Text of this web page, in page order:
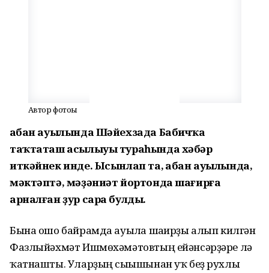
Автор фотоһы
Ҡабан ауылында Шәйехзада Бабичҡа
таҡтаташ асылыуы тураһында хәбәр
иткәйнек инде. Ысынлап та, Ҡабан ауылында,
мәктәптә, мәҙәниәт йортонда шағирға
арналған ҙур сара булды.
Бына ошо байрамда ауылға шағирҙы алып килгән
Фазлыйәхмәт Ишмөхәмәтовтың ейәнсәрҙәре лә
ҡатнашты. Уларҙың сығышынан уҡ беҙ рухлы